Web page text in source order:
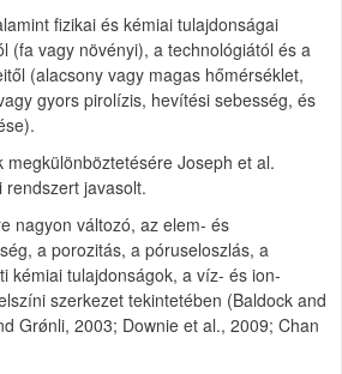
fizikai és kémiai tulajdonságai
(fa vagy növényi), a technológiától és a
(alacsony vagy magas hőmérséklet,
gyors pirolízis, hevítési sebesség, és
megkülönböztetésére Joseph et al.
rendszert javasolt.
nagyon változó, az elem- és
a porozitás, a póruseloszlás, a
kémiai tulajdonságok, a víz- és ion-
szerkezet tekintetében (Baldock and
Grǿnli, 2003; Downie et al., 2009; Chan